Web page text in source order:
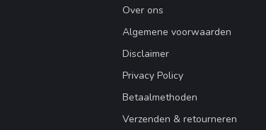
Over ons
Algemene voorwaarden
Disclaimer
Privacy Policy
Betaalmethoden
Verzenden & retourneren